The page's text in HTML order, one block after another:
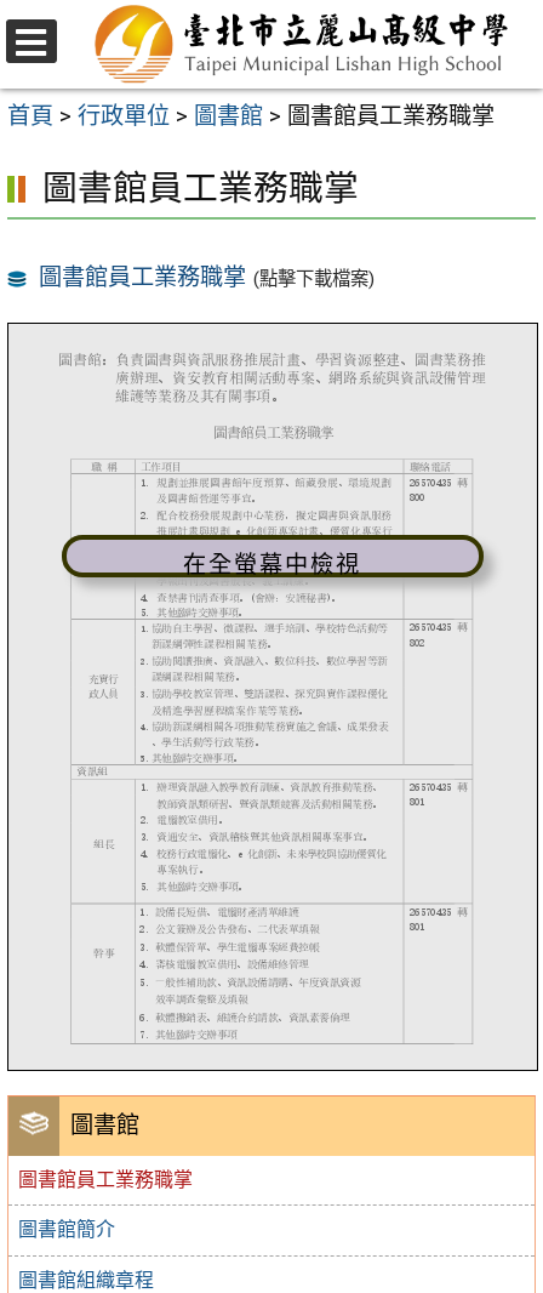
跳
至
主
內
容
區
選
單
首頁 > 行政單位 > 圖書館 > 圖書館員工業務職掌
圖書館
圖書館員工業務職掌
圖書館簡介
圖書館組織章程
圖書館員工業務職掌
圖書館員工業務職掌 (點擊下載檔案)
在全螢幕中檢視